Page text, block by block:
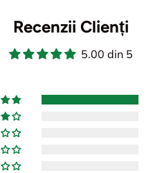
Recenzii Clienți
5.00 din 5